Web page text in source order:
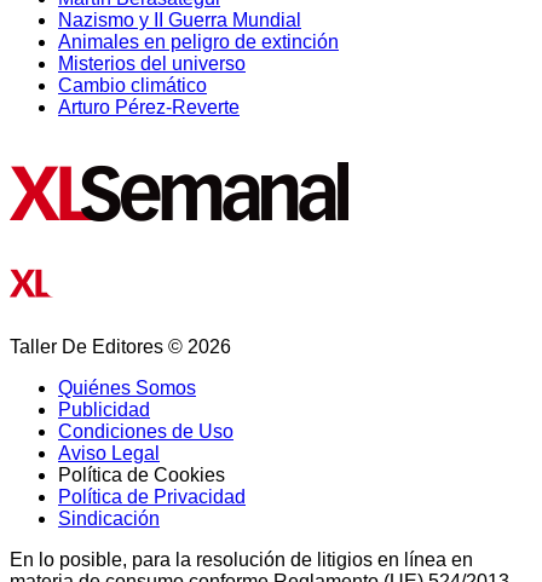
Nazismo y II Guerra Mundial
Animales en peligro de extinción
Misterios del universo
Cambio climático
Arturo Pérez-Reverte
Taller De Editores © 2026
Quiénes Somos
Publicidad
Condiciones de Uso
Aviso Legal
Política de Cookies
Política de Privacidad
Sindicación
En lo posible, para la resolución de litigios en línea en